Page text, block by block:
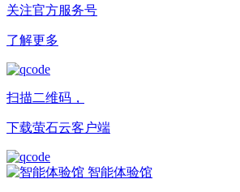
关注官方服务号
了解更多
扫描二维码，
下载萤石云客户端
智能体验馆